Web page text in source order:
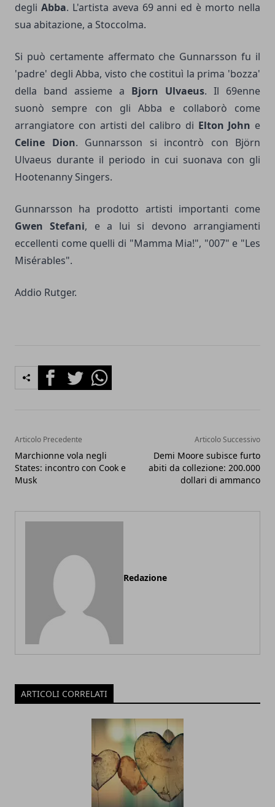
degli Abba. L'artista aveva 69 anni ed è morto nella
sua abitazione, a Stoccolma.
Si può certamente affermato che Gunnarsson fu il
'padre' degli Abba, visto che costituì la prima 'bozza'
della band assieme a Bjorn Ulvaeus. Il 69enne
suonò sempre con gli Abba e collaborò come
arrangiatore con artisti del calibro di Elton John e
Celine Dion. Gunnarsson si incontrò con Björn
Ulvaeus durante il periodo in cui suonava con gli
Hootenanny Singers.
Gunnarsson ha prodotto artisti importanti come
Gwen Stefani, e a lui si devono arrangiamenti
eccellenti come quelli di "Mamma Mia!", "007" e "Les
Misérables".
Addio Rutger.
FacebookTwitterWhatsapp
Articolo Precedente
Marchionne vola negli
States: incontro con Cook e
Musk
Articolo Successivo
Demi Moore subisce furto
abiti da collezione: 200.000
dollari di ammanco
Redazione
ARTICOLI CORRELATI